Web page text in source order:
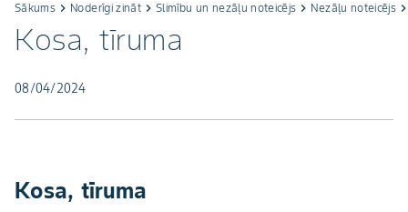
Sākums keyboard_arrow_right Noderīgi zināt keyboard_arrow_rightSlimību un nezāļu noteicējs keyboard_arrow_right Nezāļu noteicējs
Kosa, tīruma
08/04/2024
Kosa, tīruma